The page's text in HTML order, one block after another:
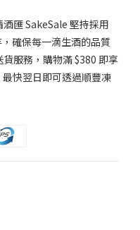
匯 SakeSale 堅持採用
確保每一滴生酒的品質
服務，購物滿 $380 即享
快翌日即可透過順豐凍